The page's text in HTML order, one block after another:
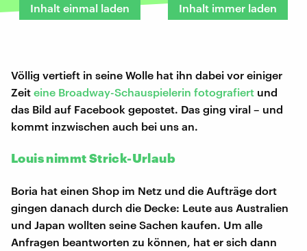
Inhalt einmal laden Inhalt immer laden
Völlig vertieft in seine Wolle hat ihn dabei vor einiger
Zeit eine Broadway-Schauspielerin fotografiert und
das Bild auf Facebook gepostet. Das ging viral – und
kommt inzwischen auch bei uns an.
Louis nimmt Strick-Urlaub
Boria hat einen Shop im Netz und die Aufträge dort
gingen danach durch die Decke: Leute aus Australien
und Japan wollten seine Sachen kaufen. Um alle
Anfragen beantworten zu können, hat er sich dann